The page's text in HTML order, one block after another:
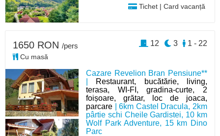
Tichet | Card vacanță
Cazare Revelion Bran Pensiune**
Restaurant, bucătărie, living,
terasa, WI-FI, gradina-curte, 2
foișoare, grătar, loc de joaca,
parcare | 6km Castel Dracula, 2km
pârtie schi Cheile Gardistei, 10 km
Wolf Park Adventure, 15 km Dino
Parc
1650 RON /pers
Cu masă
1 - 22
3
12